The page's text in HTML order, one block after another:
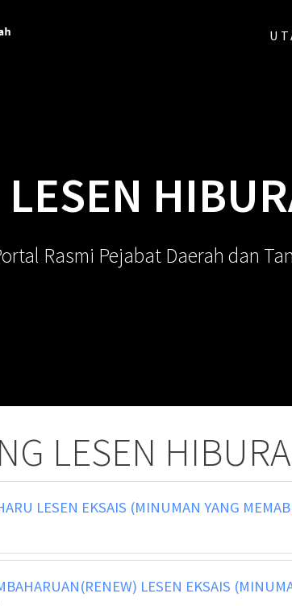
Rasmi Pejabat Daerah dan
LESEN
LESEN EKSAIS (MINUMAN YANG
LESEN EKSAIS